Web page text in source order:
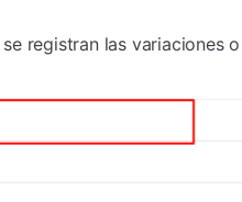
registran las variaciones